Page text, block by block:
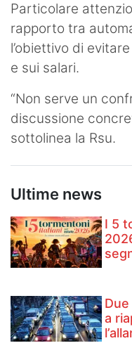
Particolare
rapporto tra
l’obiettivo di
e sui salari.
“Non serve un
discussione
sottolinea la Rsu.
Ultime news
I 5
a